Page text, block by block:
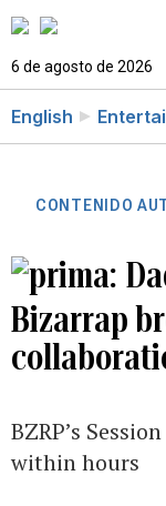
6 de agosto de 2026
English
CONTENIDO
Bizarrap
BZRP’s
within hours